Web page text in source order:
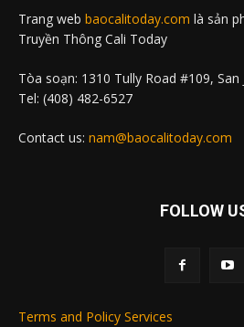
Trang web baocalitoday.com là sản
Truyền Thông Cali Today
Tòa soạn: 1310 Tully Road #109, San
Tel: (408) 482-6527
Contact us: nam@baocalitoday.com
FOLLOW
Terms and Policy Services